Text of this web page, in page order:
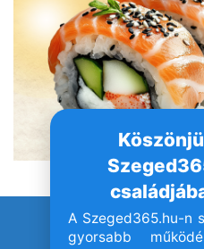
A Szeged365.hu-n
gyorsabb
© Szeged365.hu I